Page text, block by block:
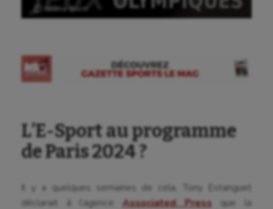
Ⓒ Gazette Sports
L’E-Sport au programme
de Paris 2024 ?
Il y a quelques semaines de cela, Tony Estanguet
déclarait à l’agence Associated Pressque la